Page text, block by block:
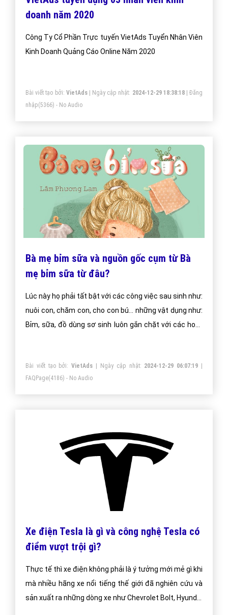
doanh năm 2020
Công Ty Cổ Phần Trực tuyến VietAds Tuyển Nhân Viên
Kinh Doanh Quảng Cáo Online Năm 2020
Bài viết tạo bởi: VietAds| Ngày cập nhật: 2024-12-29 18:38:18|Đăng
nhập(5366) - No Audio
Bà mẹ bỉm sữa và nguồn gốc cụm từ Bà
mẹ bỉm sữa từ đâu?
Lúc này họ phải tất bật với các công việc sau sinh như:
nuôi con, chăm con, cho con bú… những vật dụng như:
Bỉm, sữa, đồ dùng sơ sinh luôn gắn chặt với các hoạt
Bài viết tạo bởi:VietAds | Ngày cập nhật: 2024-12-29 06:07:19
FAQPage(4186) - No Audio
Xe điện Tesla là gì và công nghệ Tesla có
điểm vượt trội gì?
Thực tế thì xe điện không phải là ý tưởng mới mẻ gì khi
mà nhiều hãng xe nổi tiếng thế giới đã nghiên cứu và
sản xuất ra những dòng xe như Chevrolet Bolt, Hyundai